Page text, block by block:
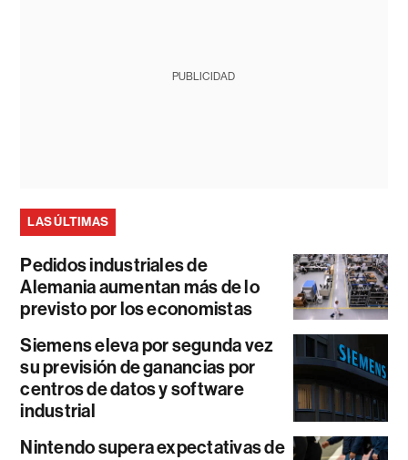
PUBLICIDAD
LAS ÚLTIMAS
Pedidos industriales de
Alemania aumentan más de lo
previsto por los economistas
Siemens eleva por segunda vez
su previsión de ganancias por
centros de datos y software
industrial
Nintendo supera expectativas de